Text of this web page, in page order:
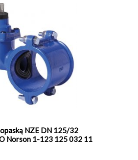
NZE DN 125/32
Norson 1-123 125 032 11